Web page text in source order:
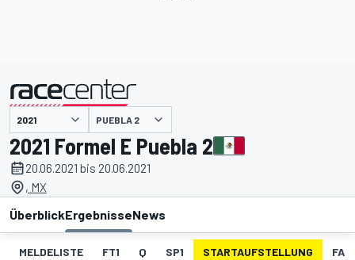
PUEBLA 2
2021 Formel E Puebla 2
20.06.2021 bis 20.06.2021
, MX
ÜberblickErgebnisseNews
MELDELISTE FT1 Q SP1 STARTAUFSTELLUNG